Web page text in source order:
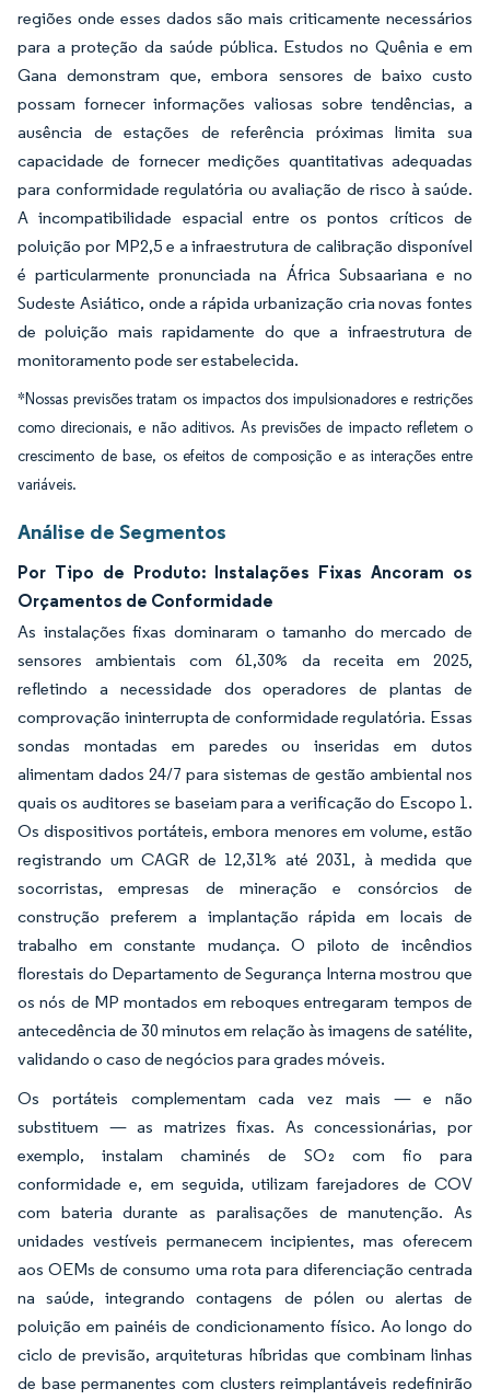
regiões onde esses dados são mais criticamente necessários
para a proteção da saúde pública. Estudos no Quênia e em
Gana demonstram que, embora sensores de baixo custo
possam fornecer informações valiosas sobre tendências, a
ausência de estações de referência próximas limita sua
capacidade de fornecer medições quantitativas adequadas
para conformidade regulatória ou avaliação de risco à saúde.
A incompatibilidade espacial entre os pontos críticos de
poluição por MP2,5 e a infraestrutura de calibração disponível
é particularmente pronunciada na África Subsaariana e no
Sudeste Asiático, onde a rápida urbanização cria novas fontes
de poluição mais rapidamente do que a infraestrutura de
monitoramento pode ser estabelecida.
*Nossas previsões tratam os impactos dos impulsionadores e restrições
como direcionais, e não aditivos. As previsões de impacto refletem o
crescimento de base, os efeitos de composição e as interações entre
variáveis.
Análise de Segmentos
Por Tipo de Produto: Instalações Fixas Ancoram os
Orçamentos de Conformidade
As instalações fixas dominaram o tamanho do mercado de
sensores ambientais com 61,30% da receita em 2025,
refletindo a necessidade dos operadores de plantas de
comprovação ininterrupta de conformidade regulatória. Essas
sondas montadas em paredes ou inseridas em dutos
alimentam dados 24/7 para sistemas de gestão ambiental nos
quais os auditores se baseiam para a verificação do Escopo 1.
Os dispositivos portáteis, embora menores em volume, estão
registrando um CAGR de 12,31% até 2031, à medida que
socorristas, empresas de mineração e consórcios de
construção preferem a implantação rápida em locais de
trabalho em constante mudança. O piloto de incêndios
florestais do Departamento de Segurança Interna mostrou que
os nós de MP montados em reboques entregaram tempos de
antecedência de 30 minutos em relação às imagens de satélite,
validando o caso de negócios para grades móveis.
Os portáteis complementam cada vez mais — e não
substituem — as matrizes fixas. As concessionárias, por
exemplo, instalam chaminés de SO₂ com fio para
conformidade e, em seguida, utilizam farejadores de COV
com bateria durante as paralisações de manutenção. As
unidades vestíveis permanecem incipientes, mas oferecem
aos OEMs de consumo uma rota para diferenciação centrada
na saúde, integrando contagens de pólen ou alertas de
poluição em painéis de condicionamento físico. Ao longo do
ciclo de previsão, arquiteturas híbridas que combinam linhas
de base permanentes com clusters reimplantáveis redefinirão